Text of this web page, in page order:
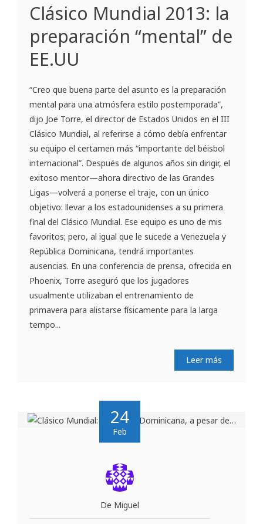
Clásico Mundial 2013: la
preparación “mental” de
EE.UU
“Creo que buena parte del asunto es la preparación
mental para una atmósfera estilo postemporada”,
dijo Joe Torre, el director de Estados Unidos en el III
Clásico Mundial, al referirse a cómo debía enfrentar
su equipo el certamen más “importante del béisbol
internacional”. Después de algunos años sin dirigir, el
exitoso mentor—ahora directivo de las Grandes
Ligas—volverá a ponerse el traje, con un único
objetivo: llevar a los estadounidenses a su primera
final del Clásico Mundial. Ese equipo es uno de mis
favoritos; pero, al igual que le sucede a Venezuela y
República Dominicana, tendrá importantes
ausencias. En una conferencia de prensa, ofrecida en
Phoenix, Torre aseguró que los jugadores
usualmente utilizaban el entrenamiento de
primavera para alistarse físicamente para la larga
tempo...
Leer más
24
Feb
De Miguel